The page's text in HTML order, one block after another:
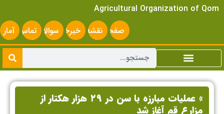
Agricultural Organization of Qom
صفحه
اصلی
نقشه
سایت
خبرخوانسوالات
متداول
تماس
با ما
آمار
» عملیات مبارزه با سن در ۲۹ هزار هکتار از
مزارع قم آغاز شد